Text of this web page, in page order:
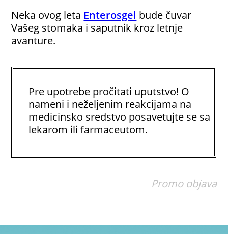
Neka ovog leta Enterosgel bude čuvar
Vašeg stomaka i saputnik kroz letnje
avanture.
Pre upotrebe pročitati uputstvo! O
nameni i neželjenim reakcijama na
medicinsko sredstvo posavetujte se sa
lekarom ili farmaceutom.
Promo objava